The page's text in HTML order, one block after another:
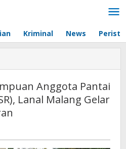
Kriminal News
Anggota Pantai
Lanal Malang Gelar